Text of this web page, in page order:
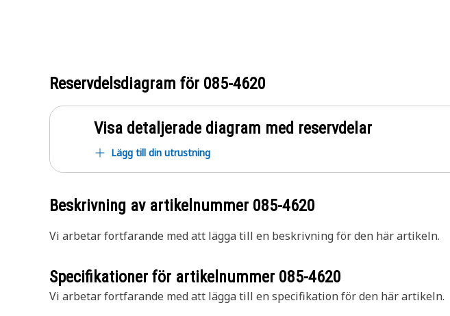
Reservdelsdiagram för 085-4620
Visa detaljerade diagram med reservdelar
Lägg till din utrustning
Beskrivning av artikelnummer 085-4620
Vi arbetar fortfarande med att lägga till en beskrivning för den här artikeln.
Specifikationer för artikelnummer 085-4620
Vi arbetar fortfarande med att lägga till en specifikation för den här artikeln.